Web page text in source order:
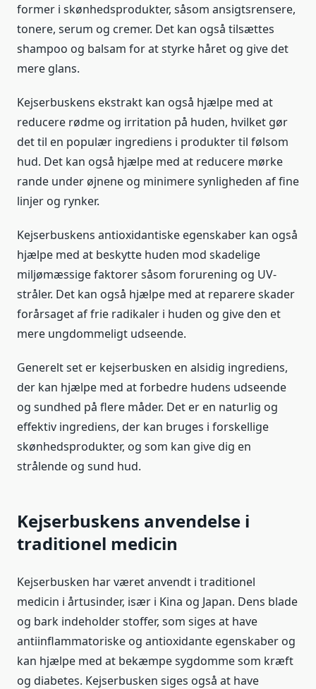
former i skønhedsprodukter, såsom ansigtsrensere,
tonere, serum og cremer. Det kan også tilsættes
shampoo og balsam for at styrke håret og give det
mere glans.
Kejserbuskens ekstrakt kan også hjælpe med at
reducere rødme og irritation på huden, hvilket gør
det til en populær ingrediens i produkter til følsom
hud. Det kan også hjælpe med at reducere mørke
rande under øjnene og minimere synligheden af fine
linjer og rynker.
Kejserbuskens antioxidantiske egenskaber kan også
hjælpe med at beskytte huden mod skadelige
miljømæssige faktorer såsom forurening og UV-
stråler. Det kan også hjælpe med at reparere skader
forårsaget af frie radikaler i huden og give den et
mere ungdommeligt udseende.
Generelt set er kejserbusken en alsidig ingrediens,
der kan hjælpe med at forbedre hudens udseende
og sundhed på flere måder. Det er en naturlig og
effektiv ingrediens, der kan bruges i forskellige
skønhedsprodukter, og som kan give dig en
strålende og sund hud.
Kejserbuskens anvendelse i
traditionel medicin
Kejserbusken har været anvendt i traditionel
medicin i årtusinder, især i Kina og Japan. Dens blade
og bark indeholder stoffer, som siges at have
antiinflammatoriske og antioxidante egenskaber og
kan hjælpe med at bekæmpe sygdomme som kræft
og diabetes. Kejserbusken siges også at have